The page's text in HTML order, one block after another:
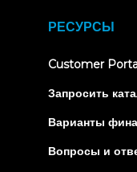
РЕСУРСЫ
Customer
Запросить
Варианты
Вопросы и